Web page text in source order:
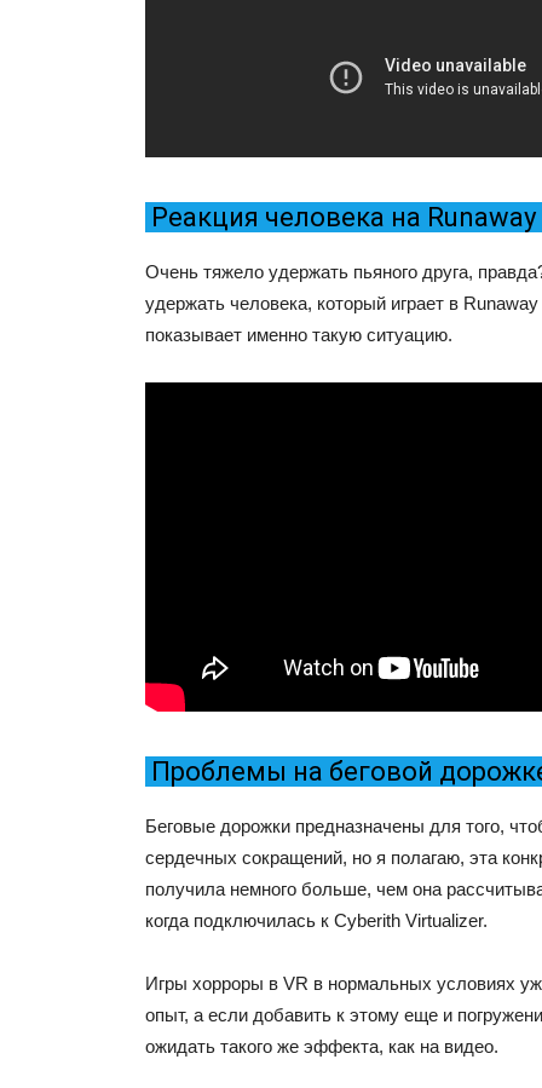
Реакция человека на
Очень тяжело удержать пьяного друга,
удержать человека, который играет в
показывает именно такую ситуацию.
Проблемы на беговой
Беговые дорожки предназначены для того,
сердечных сокращений, но я полагаю, эта
получила немного больше, чем она
когда подключилась к Cyberith Virtualizer.
Игры хорроры в VR в нормальных условиях
опыт, а если добавить к этому еще и
ожидать такого же эффекта, как на видео.